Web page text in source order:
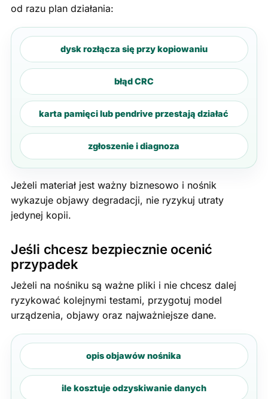
od razu plan działania:
dysk rozłącza się przy kopiowaniu
błąd CRC
karta pamięci lub pendrive przestają działać
zgłoszenie i diagnoza
Jeżeli materiał jest ważny biznesowo i nośnik
wykazuje objawy degradacji, nie ryzykuj utraty
jedynej kopii.
Jeśli chcesz bezpiecznie ocenić
przypadek
Jeżeli na nośniku są ważne pliki i nie chcesz dalej
ryzykować kolejnymi testami, przygotuj model
urządzenia, objawy oraz najważniejsze dane.
opis objawów nośnika
ile kosztuje odzyskiwanie danych